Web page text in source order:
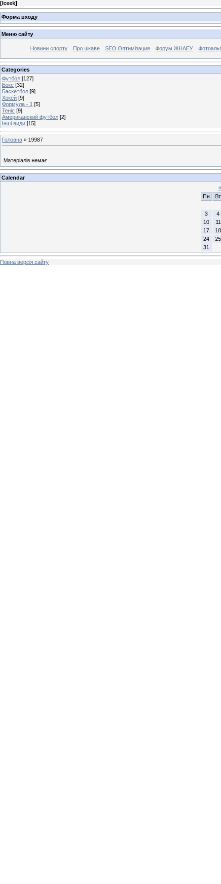
[Iceek]
Форма входу
Меню сайту
Новини спорту Про цікаве SEO Оптимізация Форум ЖНАЕУ
Categories
Футбол [127]
Бокс [32]
Баскетбол [9]
Хокей [9]
Формула - 1 [5]
Теніс [9]
Американский футбол [2]
Інші види [15]
Головна » 19987
Матеріалів немає
Calendar
«
Пн
Вт
3
4
10
11
17
18
24
25
31
Повна версія сайту